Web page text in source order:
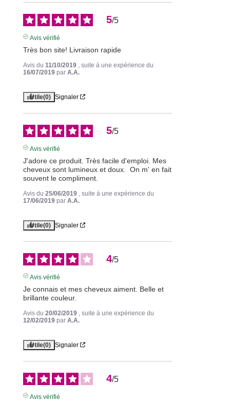
5/5
Avis vérifié
Très bon site! Livraison rapide
Avis du 11/10/2019 , suite à une expérience du
16/07/2019 par A.A.
Utile(0) Signaler
5/5
Avis vérifié
J'adore ce produit. Très facile d'emploi. Mes
cheveux sont lumineux et doux.  On m' en fait
souvent le compliment.
Avis du 25/06/2019 , suite à une expérience du
17/06/2019 par A.A.
Utile(0) Signaler
4/5
Avis vérifié
Je connais et mes cheveux aiment. Belle et
brillante couleur.
Avis du 20/02/2019 , suite à une expérience du
12/02/2019 par A.A.
Utile(0) Signaler
4/5
Avis vérifié